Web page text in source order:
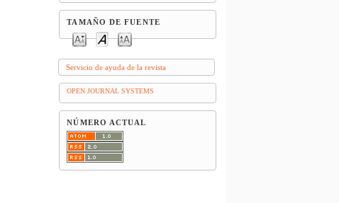
TAMAÑO DE FUENTE
Servicio de ayuda de la revista
OPEN JOURNAL SYSTEMS
NÚMERO ACTUAL